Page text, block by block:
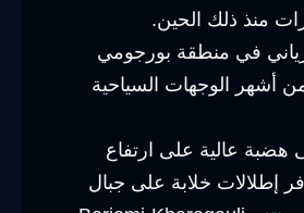
منذ ذلك الحين.
في منطقة بورجومي
أشهر الوجهات السياحية
هضبة عالية على ارتفاع
ويوفر إطلالات خلابة على جبال